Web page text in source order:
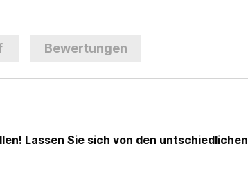
Bewertungen
! Lassen Sie sich von den untschiedlichen